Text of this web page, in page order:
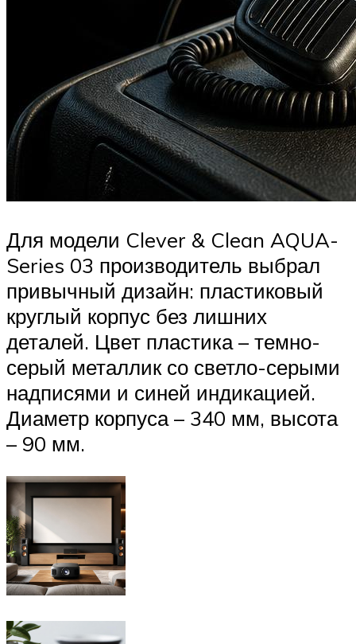
Для модели Clever & Clean AQUA-
Series 03 производитель выбрал
привычный дизайн: пластиковый
круглый корпус без лишних
деталей. Цвет пластика – темно-
серый металлик со светло-серыми
надписями и синей индикацией.
Диаметр корпуса – 340 мм, высота
– 90 мм.